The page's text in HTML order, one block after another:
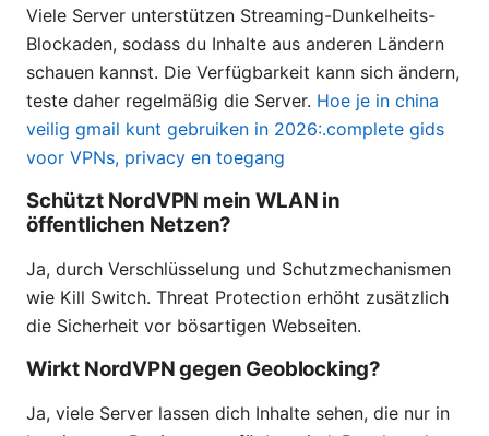
Viele Server unterstützen Streaming-Dunkelheits-
Blockaden, sodass du Inhalte aus anderen Ländern
schauen kannst. Die Verfügbarkeit kann sich ändern,
teste daher regelmäßig die Server. Hoe je in china
veilig gmail kunt gebruiken in 2026:.complete gids
voor VPNs, privacy en toegang
Schützt NordVPN mein WLAN in
öffentlichen Netzen?
Ja, durch Verschlüsselung und Schutzmechanismen
wie Kill Switch. Threat Protection erhöht zusätzlich
die Sicherheit vor bösartigen Webseiten.
Wirkt NordVPN gegen Geoblocking?
Ja, viele Server lassen dich Inhalte sehen, die nur in